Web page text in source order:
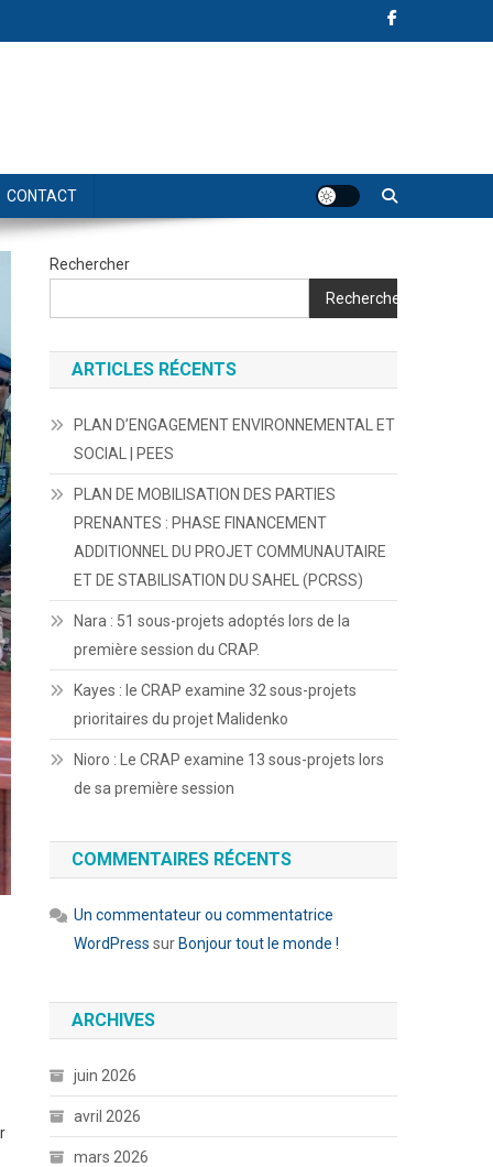
CONTACT
Rechercher
Rechercher
ARTICLES RÉCENTS
PLAN D’ENGAGEMENT ENVIRONNEMENTAL ET
SOCIAL | PEES
PLAN DE MOBILISATION DES PARTIES
PRENANTES : PHASE FINANCEMENT
ADDITIONNEL DU PROJET COMMUNAUTAIRE
ET DE STABILISATION DU SAHEL (PCRSS)
Nara : 51 sous-projets adoptés lors de la
première session du CRAP.
Kayes : le CRAP examine 32 sous-projets
prioritaires du projet Malidenko
Nioro : Le CRAP examine 13 sous-projets lors
de sa première session
COMMENTAIRES RÉCENTS
Un commentateur ou commentatrice
WordPress sur Bonjour tout le monde !
ARCHIVES
juin 2026
avril 2026
mars 2026